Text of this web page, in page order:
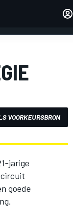
VOORKEURSBRON
jarige
circuit
goede